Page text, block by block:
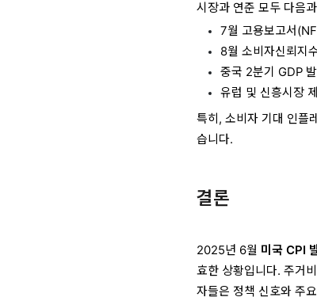
시장과 연준 모두 다음
7월 고용보고서
8월 소비자신뢰지
중국 2분기 GDP
유럽 및 신흥시장
특히, 소비자 기대 인플
습니다.
결론
2025년 6월 미국 CPI
효한 상황입니다. 주거
자들은 정책 신호와 주